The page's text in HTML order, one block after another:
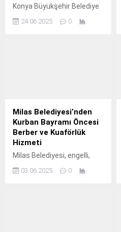
Konya Büyükşehir Belediye
Konya’da faaliyet gösteren
24.06.2025 0
Milas Belediyesi’nden
Kurban Bayramı Öncesi
Berber ve Kuaförlük
Hizmeti
Milas Belediyesi, engelli,
bireylere yönelik yürüttüğü
03.06.2025 0